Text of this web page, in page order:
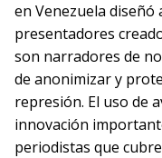
en Venezuela diseñó
presentadores
son narradores de
de anonimizar y
represión. El uso de
innovación
periodistas que